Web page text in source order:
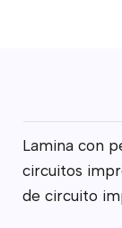
Lamina con
circuitos
de circuito